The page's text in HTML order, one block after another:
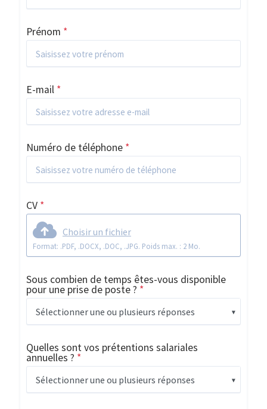
Prénom *
E-mail *
Numéro de téléphone *
CV *
Choisir un fichier
Format: .PDF, .DOCX, .DOC, .JPG. Poids max. : 2 Mo.
Sous combien de temps êtes-vous disponible
pour une prise de poste ? *
Sélectionner une ou plusieurs réponses
Quelles sont vos prétentions salariales
annuelles ? *
Sélectionner une ou plusieurs réponses